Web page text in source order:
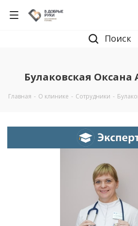
Поиск
Булаковская Оксана
Главная - О клинике - Сотрудники -